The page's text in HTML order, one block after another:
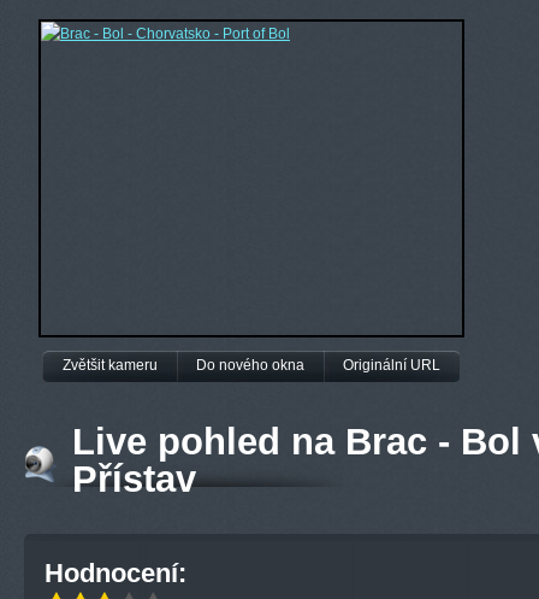
Zvětšit kameru Do nového okna Originální URL
Live pohled na Brac - Bol
Přístav
Hodnocení: